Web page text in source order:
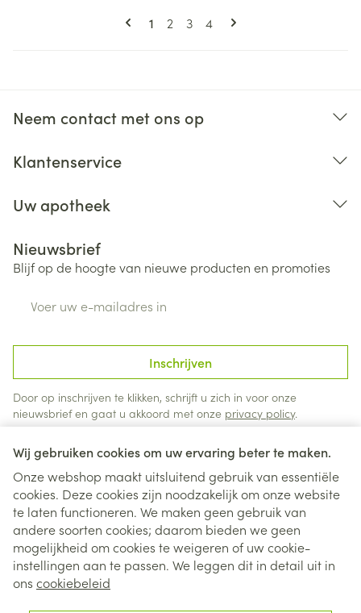
Wij gebruiken cookies om uw ervaring beter te maken.
Onze webshop maakt uitsluitend gebruik van essentiële
cookies. Deze cookies zijn noodzakelijk om onze website
te laten functioneren. We maken geen gebruik van
andere soorten cookies; daarom bieden we geen
mogelijkheid om cookies te weigeren of uw cookie-
instellingen aan te passen. We leggen dit in detail uit in
ons cookiebeleid
Pagina's
U lees momenteel pagina
1 Pagina
2 Pagina
3 Pagina
4
Neem contact met ons op
Klantenservice
Uw apotheek
Nieuwsbrief
Blijf op de hoogte van nieuwe producten en promoties
Inschrijven
Door op inschrijven te klikken, schrijft u zich in voor onze
nieuwsbrief en gaat u akkoord met onze privacy policy.
Juridische links